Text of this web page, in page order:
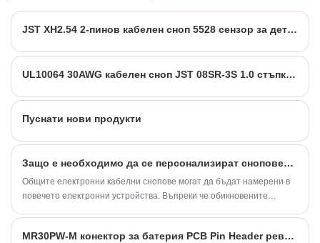
JST XH2.54 2-пинов кабелен сноп 5528 сензор за детектор на фоторезисторни елементи
UL10064 30AWG кабелен сноп JST 08SR-3S 1.0 стъпка 8 пинов конектор
Пуснати нови продукти
Защо е необходимо да се персонализират сноповете за електронно окабеляване?
Общите електронни кабелни снопове могат да бъдат намерени в
повечето електронни устройства. Въпреки че обикновените
MR30PW-M конектор за батерия PCB Pin Header революционизира ли свързаността в устройствата, захранвани от батерии?